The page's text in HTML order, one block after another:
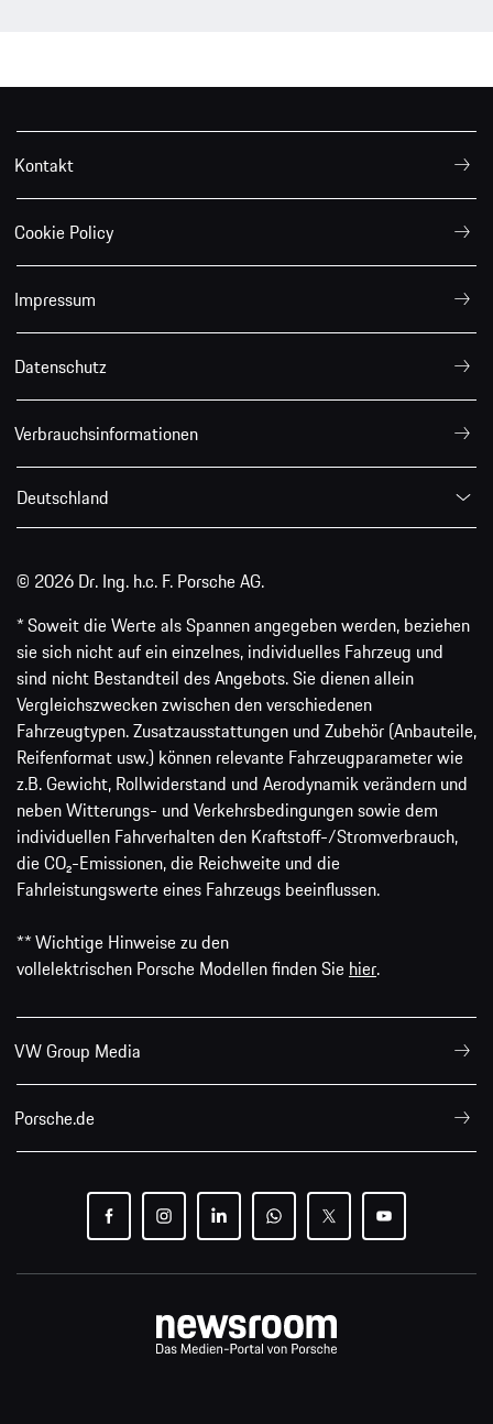
Kontakt
Cookie Policy
Impressum
Datenschutz
Verbrauchsinformationen
Deutschland
© 2026 Dr. Ing. h.c. F. Porsche AG.
* Soweit die Werte als Spannen angegeben werden, beziehen
sie sich nicht auf ein einzelnes, individuelles Fahrzeug und
sind nicht Bestandteil des Angebots. Sie dienen allein
Vergleichszwecken zwischen den verschiedenen
Fahrzeugtypen. Zusatzausstattungen und Zubehör (Anbauteile,
Reifenformat usw.) können relevante Fahrzeugparameter wie
z.B. Gewicht, Rollwiderstand und Aerodynamik verändern und
neben Witterungs- und Verkehrsbedingungen sowie dem
individuellen Fahrverhalten den Kraftstoff-/Stromverbrauch,
die CO₂-Emissionen, die Reichweite und die
Fahrleistungswerte eines Fahrzeugs beeinflussen.
** Wichtige Hinweise zu den
vollelektrischen Porsche Modellen finden Sie hier.
VW Group Media
Porsche.de